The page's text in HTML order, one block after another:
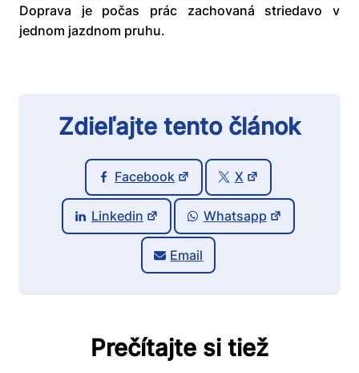
Doprava je počas prác zachovaná striedavo v
jednom jazdnom pruhu.
Zdieľajte tento článok
Facebook X
Linkedin Whatsapp
Email
Prečítajte si tiež